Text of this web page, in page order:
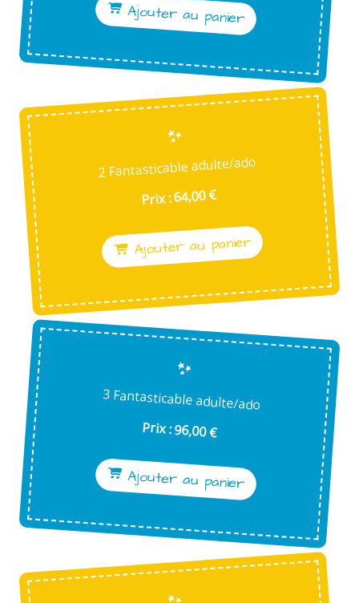
Ajouter au panier
2 Fantasticable adulte/ado
Prix : 64,00 €
Ajouter au panier
3 Fantasticable adulte/ado
Prix : 96,00 €
Ajouter au panier